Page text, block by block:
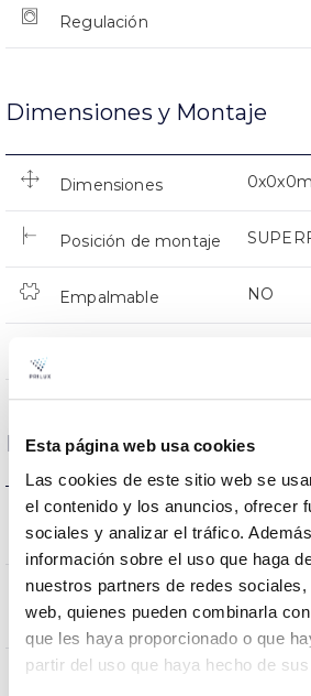
Esta página web usa cookies
Las cookies de este sitio web se
el contenido y los anuncios, ofrecer
sociales y analizar el tráfico.
información sobre el uso que haga
nuestros partners de redes
web, quienes pueden combinarla
que les haya proporcionado o que
partir del uso que haya hecho de
Regulación
Dimensiones y Montaje
Dimensiones
Posición de montaje
Empalmable NO
Datos ópticos
Temperatura de color
CRI Índice de repr.
cromática
Ángulo de apertura